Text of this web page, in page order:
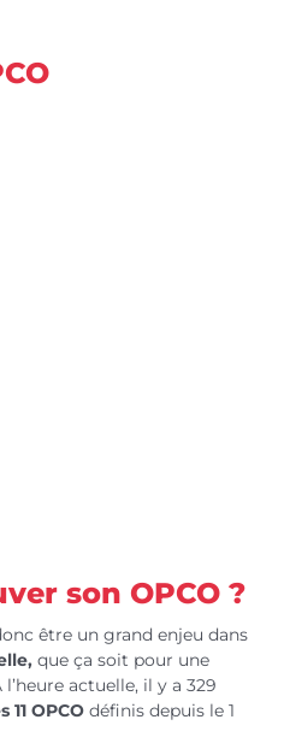
son OPCO ?
être un grand enjeu dans
que ça soit pour une
actuelle, il y a 329
11 OPCOdéfinis depuis le 1